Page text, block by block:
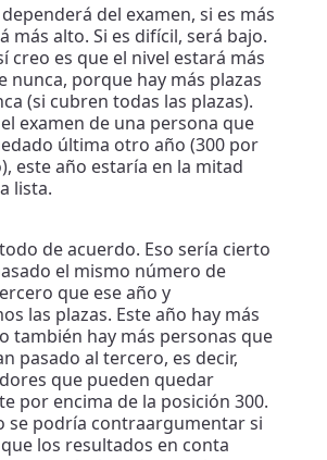
del examen, si es más
más alto. Si es difícil, será bajo.
creo es que el nivel estará más
nunca, porque hay más plazas
(si cubren todas las plazas).
examen de una persona que
última otro año (300 por
este año estaría en la mitad
lista.
de acuerdo. Eso sería cierto
el mismo número de
que ese año y
las plazas. Este año hay más
también hay más personas que
pasado al tercero, es decir,
que pueden quedar
por encima de la posición 300.
se podría contraargumentar si
los resultados en conta